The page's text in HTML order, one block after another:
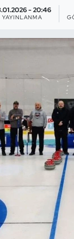
- 20:46
YAYINLANMA